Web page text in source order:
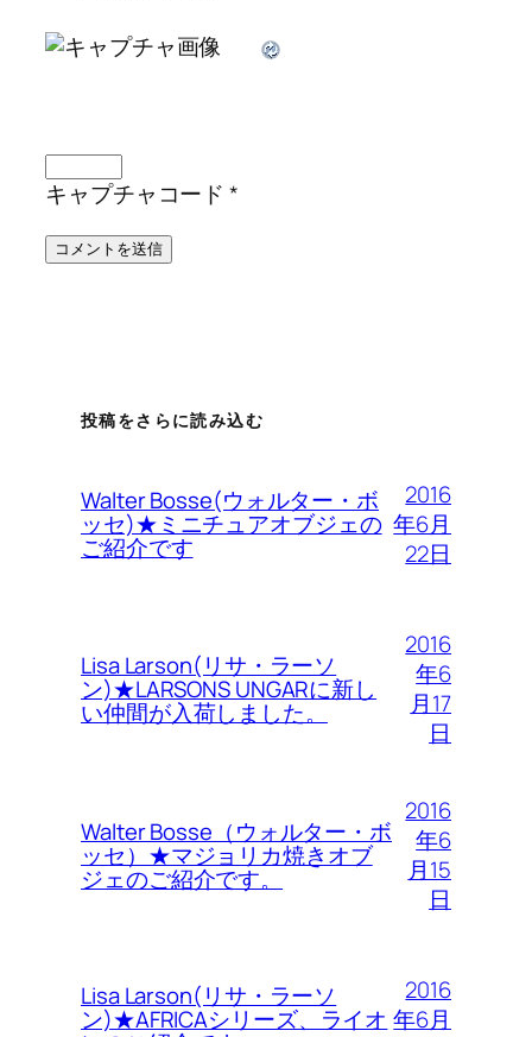
キャプチャコード *
投稿をさらに読み込む
Walter Bosse(ウォルター・ボ
ッセ)★ミニチュアオブジェの
ご紹介です
2016
年6月
22日
Lisa Larson(リサ・ラーソ
ン)★LARSONS UNGARに新し
い仲間が入荷しました。
2016
年6
月17
日
Walter Bosse（ウォルター・ボ
ッセ）★マジョリカ焼きオブ
ジェのご紹介です。
2016
年6
月15
日
Lisa Larson(リサ・ラーソ
ン)★AFRICAシリーズ、ライオ
2016
年6月